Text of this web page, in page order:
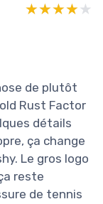
★★★★★
★★★★★
de plutôt
Rust Factor
détails
ça change
Le gros logo
reste
de tennis